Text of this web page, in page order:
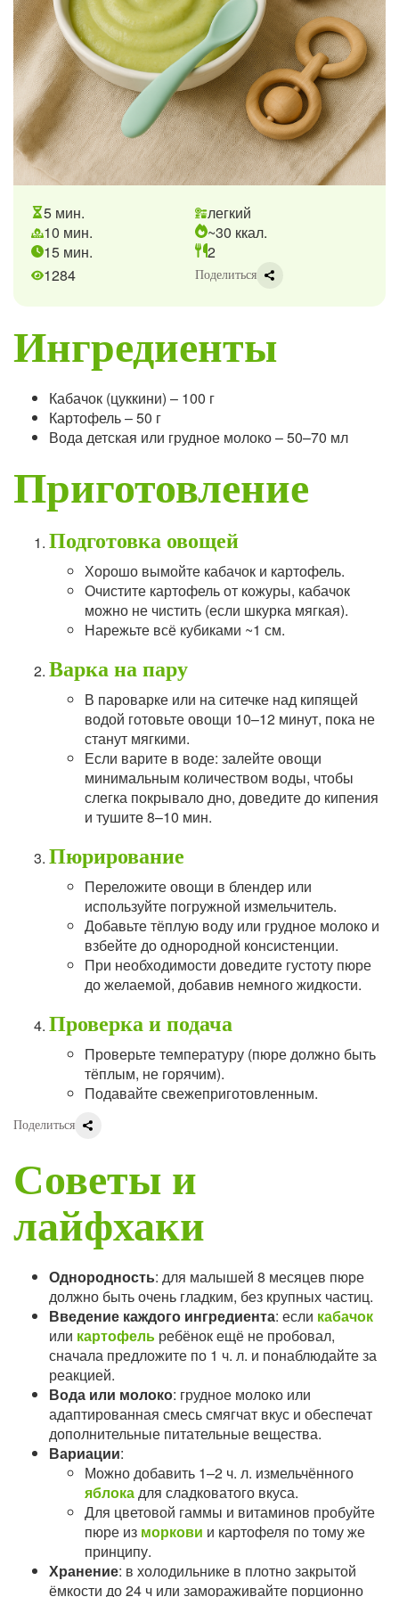
5 мин.
легкий
10 мин.
~30 ккал.
15 мин.
2
1284
Поделиться
Ингредиенты
Кабачок (цуккини) – 100 г
Картофель – 50 г
Вода детская или грудное молоко – 50–70 мл
Приготовление
Подготовка овощей
Хорошо вымойте кабачок и картофель.
Очистите картофель от кожуры, кабачок
можно не чистить (если шкурка мягкая).
Нарежьте всё кубиками ~1 см.
Варка на пару
В пароварке или на ситечке над кипящей
водой готовьте овощи 10–12 минут, пока не
станут мягкими.
Если варите в воде: залейте овощи
минимальным количеством воды, чтобы
слегка покрывало дно, доведите до кипения
и тушите 8–10 мин.
Пюрирование
Переложите овощи в блендер или
используйте погружной измельчитель.
Добавьте тёплую воду или грудное молоко и
взбейте до однородной консистенции.
При необходимости доведите густоту пюре
до желаемой, добавив немного жидкости.
Проверка и подача
Проверьте температуру (пюре должно быть
тёплым, не горячим).
Подавайте свежеприготовленным.
Поделиться
Советы и
лайфхаки
Однородность: для малышей 8 месяцев пюре
должно быть очень гладким, без крупных частиц.
Введение каждого ингредиента: если кабачок
или картофель ребёнок ещё не пробовал,
сначала предложите по 1 ч. л. и понаблюдайте за
реакцией.
Вода или молоко: грудное молоко или
адаптированная смесь смягчат вкус и обеспечат
дополнительные питательные вещества.
Вариации:
Можно добавить 1–2 ч. л. измельчённого
яблокадля сладковатого вкуса.
Для цветовой гаммы и витаминов пробуйте
пюре из моркови и картофеля по тому же
принципу.
Хранение: в холодильнике в плотно закрытой
ёмкости до 24 ч или замораживайте порционно